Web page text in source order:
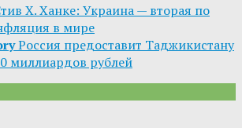
Х. Ханке: Украина — вторая по
в мире
Россия предоставит Таджикистану
миллиардов рублей